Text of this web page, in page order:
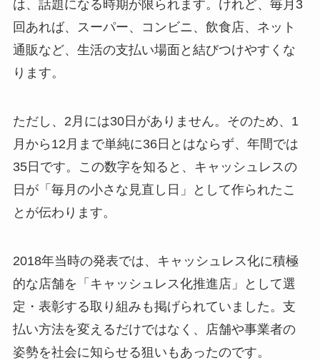
は、話題になる時期が限られます。けれど、毎月3
回あれば、スーパー、コンビニ、飲食店、ネット
通販など、生活の支払い場面と結びつけやすくな
ります。
ただし、2月には30日がありません。そのため、1
月から12月まで単純に36日とはならず、年間では
35日です。この数字を知ると、キャッシュレスの
日が「毎月の小さな見直し日」として作られたこ
とが伝わります。
2018年当時の発表では、キャッシュレス化に積極
的な店舗を「キャッシュレス化推進店」として選
定・表彰する取り組みも掲げられていました。支
払い方法を変えるだけではなく、店舗や事業者の
姿勢を社会に知らせる狙いもあったのです。